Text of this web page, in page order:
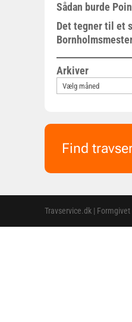
Sådan burde
Det tegner til et
Arkiver
Find
Travservice.dk |